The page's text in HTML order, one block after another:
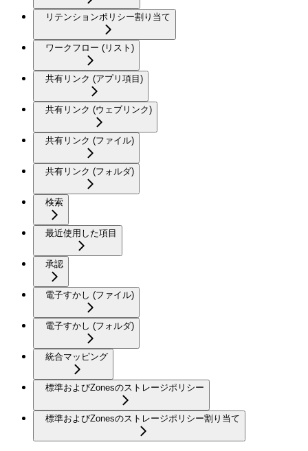
リテンションポリシー割り当て
ワークフロー (リスト)
共有リンク (アプリ項目)
共有リンク (ウェブリンク)
共有リンク (ファイル)
共有リンク (フォルダ)
検索
最近使用した項目
承認
電子すかし (ファイル)
電子すかし (フォルダ)
統合マッピング
標準およびZonesのストレージポリシー
標準およびZonesのストレージポリシー割り当て